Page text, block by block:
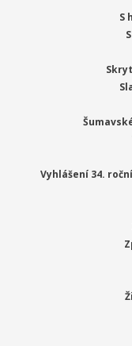
S
Vyhlášení 34.